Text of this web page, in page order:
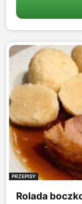
PRZEPISY
Rolada